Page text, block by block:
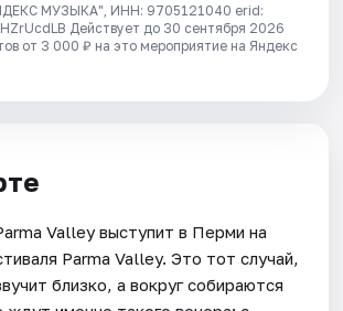
МУЗЫКА", ИНН: 9705121040 erid:
Действует до 30 сентября 2026
от 3 000 ₽ на это мероприятие на Яндекс
Valley выступит в Перми на
Parma Valley. Это тот случай,
близко, а вокруг собираются